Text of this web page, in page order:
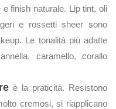
finish naturale. Lip tint, oli
e rossetti sheer sono
Le tonalità più adatte
caramello, corallo
è la praticità. Resistono
cremosi, si riapplicano